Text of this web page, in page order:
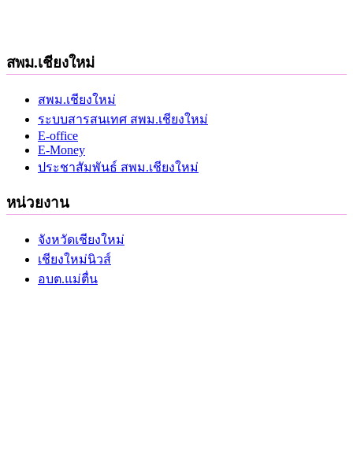
สพม.เชียงใหม่
สพม.เชียงใหม่
ระบบสารสนเทศ สพม.เชียงใหม่
E-office
E-Money
ประชาสัมพันธ์ สพม.เชียงใหม่
หน่วยงาน
จังหวัดเชียงใหม่
เชียงใหม่นิวส์
อบต.แม่ตื่น